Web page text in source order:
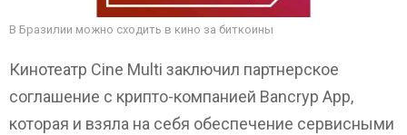
В Бразилии можно сходить в кино за биткоины
Кинотеатр Cine Multi заключил партнерское
соглашение с крипто-компанией Bancryp App,
которая и взяла на себя обеспечение сервисными